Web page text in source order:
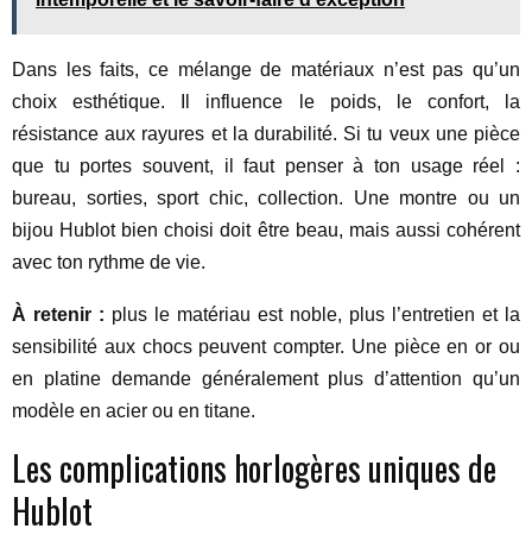
Dans les faits, ce mélange de matériaux n’est pas qu’un
choix esthétique. Il influence le poids, le confort, la
résistance aux rayures et la durabilité. Si tu veux une pièce
que tu portes souvent, il faut penser à ton usage réel :
bureau, sorties, sport chic, collection. Une montre ou un
bijou Hublot bien choisi doit être beau, mais aussi cohérent
avec ton rythme de vie.
À retenir : plus le matériau est noble, plus l’entretien et la
sensibilité aux chocs peuvent compter. Une pièce en or ou
en platine demande généralement plus d’attention qu’un
modèle en acier ou en titane.
Les complications horlogères uniques de
Hublot